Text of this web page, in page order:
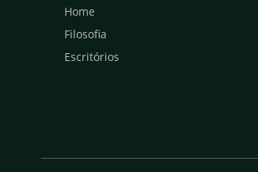
Home
Filosofia
Escritórios